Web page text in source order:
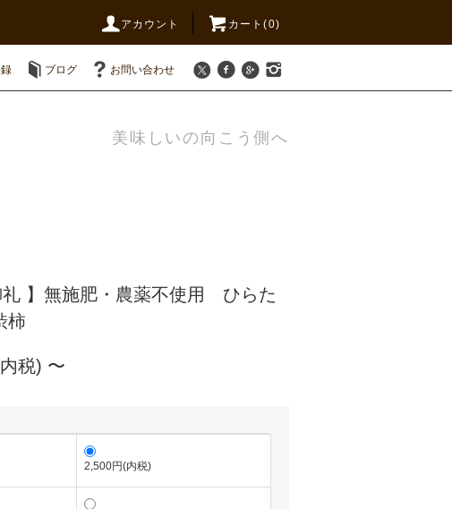
アカウント カート(0)
ブログ お問い合わせ
美味しいの向こう側へ
礼 】無施肥・農薬不使用 ひらた
柿
税) 〜
2,500円(内税)